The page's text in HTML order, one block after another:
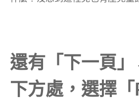
還有「下一頁
下方處，選擇「